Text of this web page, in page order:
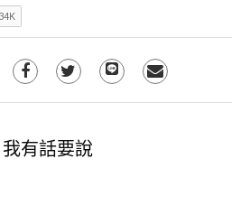
我有話要說